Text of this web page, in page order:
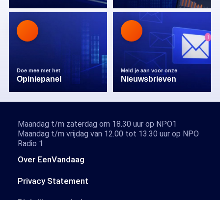
Doe mee met het
Opiniepanel
Meld je aan voor onze
Nieuwsbrieven
Over EenVandaag
Privacy Statement
Maandag t/m zaterdag om 18.30 uur op NPO1
Maandag t/m vrijdag van 12.00 tot 13.30 uur op NPO
Radio 1